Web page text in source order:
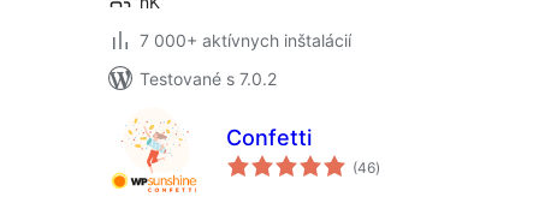
7 000+ aktívnych inštalácií
Testované s 7.0.2
Confetti
(46celkové
hodnotenie
)